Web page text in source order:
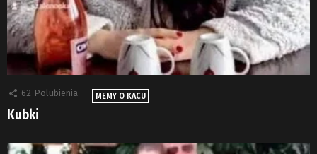
62 Polubienia MEMY O KACU
Kubki